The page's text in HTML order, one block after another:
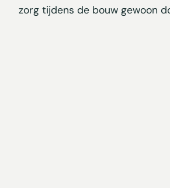
zorg tijdens de bouw gewoon